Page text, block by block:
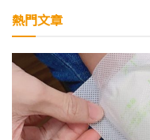
熱門文章